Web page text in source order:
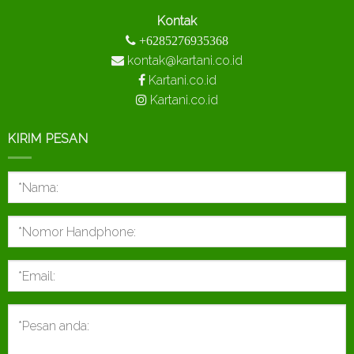
Kontak
+6285276935368
kontak@kartani.co.id
Kartani.co.id
Kartani.co.id
KIRIM PESAN